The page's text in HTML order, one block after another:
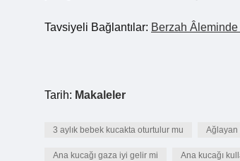
Tavsiyeli Bağlantılar: Berzah
Tarih: Makaleler
3 aylık bebek kucakta oturtulur mu Ağlayan
Ana kucağı gaza iyi gelir mi Ana kucağı